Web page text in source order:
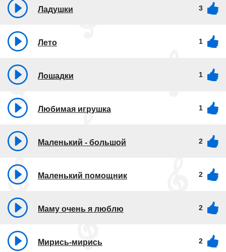
Ладушки 3
Лето 1
Лошадки 1
Любимая игрушка 1
Маленький - большой 2
Маленький помощник 2
Маму очень я люблю 2
Мирись-мирись 2